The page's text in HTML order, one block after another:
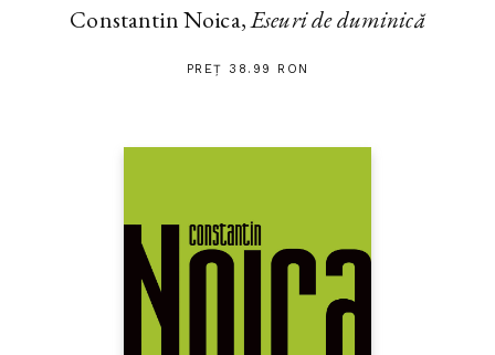
Constantin Noica,Eseuri de duminică
PREȚ 38.99 RON